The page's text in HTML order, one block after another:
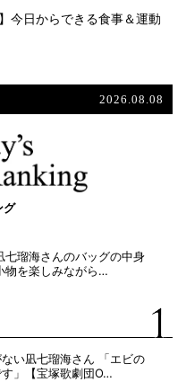
今日からできる食事＆運動
2026.08.08
グ
七瑠海さんのバッグの中身
物を楽しみながら…
い凪七瑠海さん 「エビの
」【宝塚歌劇団O…